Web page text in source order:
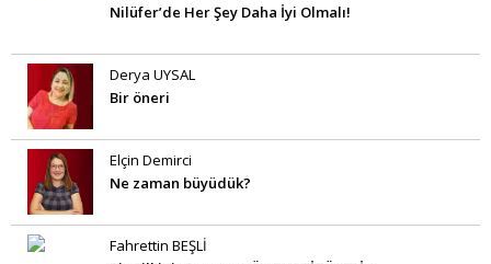
Nilüfer’de Her Şey Daha İyi Olmalı!
Derya UYSAL
Bir öneri
Elçin Demirci
Ne zaman büyüdük?
Fahrettin BEŞLİ